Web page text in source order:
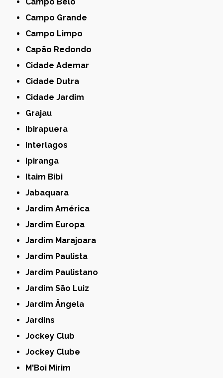
Campo Grande
Campo Limpo
Capão Redondo
Cidade Ademar
Cidade Dutra
Cidade Jardim
Grajau
Ibirapuera
Interlagos
Ipiranga
Itaim Bibi
Jabaquara
Jardim América
Jardim Europa
Jardim Marajoara
Jardim Paulista
Jardim Paulistano
Jardim São Luiz
Jardim Ângela
Jardins
Jockey Club
Jockey Clube
M'Boi Mirim